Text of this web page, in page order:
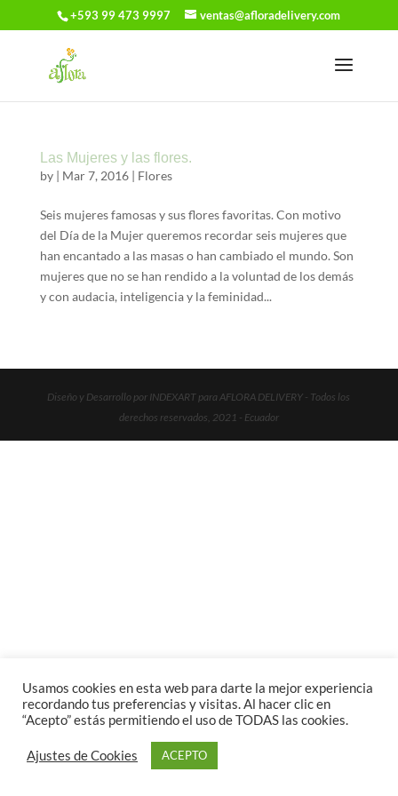
+593 99 473 9997 ventas@afloradelivery.com
Las Mujeres y las flores.
by | Mar 7, 2016| Flores
Seis mujeres famosas y sus flores favoritas. Con motivo
del Día de la Mujer queremos recordar seis mujeres que
han encantado a las masas o han cambiado el mundo. Son
mujeres que no se han rendido a la voluntad de los demás
y con audacia, inteligencia y la feminidad...
Diseño y Desarrollo por INDEXART para AFLORA DELIVERY - Todos los
derechos reservados, 2021 - Ecuador
Usamos cookies en esta web para darte la mejor experiencia
recordando tus preferencias y visitas. Al hacer clic en
“Acepto” estás permitiendo el uso de TODAS las cookies.
Ajustes de Cookies ACEPTO